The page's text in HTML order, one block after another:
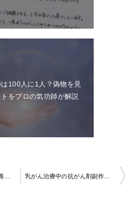
100人に1人？偽物を見
をプロの気功師が解説
気功とむずむず症候群の改善実績50代男性3回 乳がん治療中の抗がん剤副作用に気功の実例｜副作用軽減の実例報告